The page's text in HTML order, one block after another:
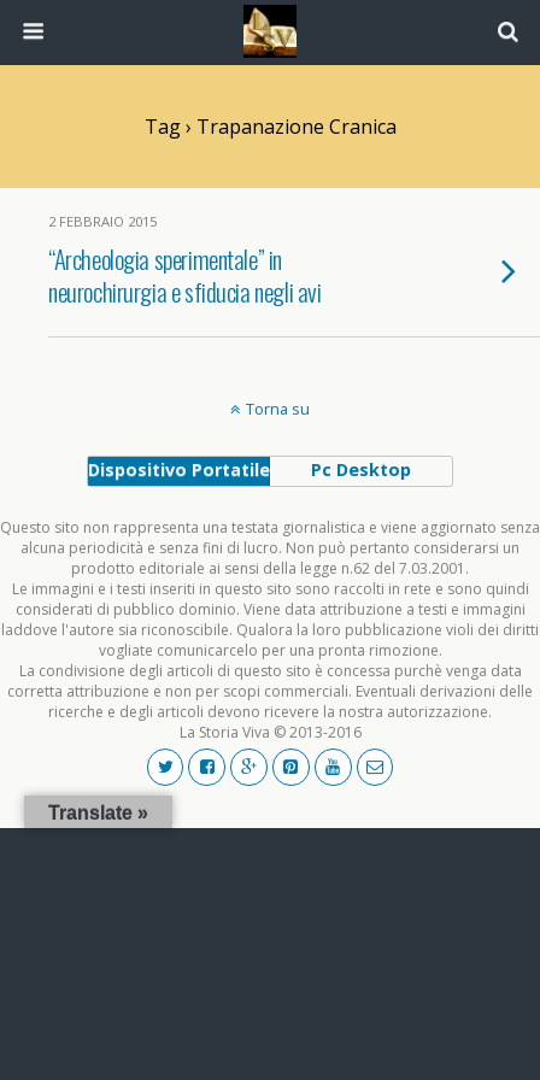
Tag › Trapanazione Cranica
2 FEBBRAIO 2015
“Archeologia sperimentale” in
neurochirurgia e sfiducia negli avi
Torna su
Dispositivo Portatile Pc Desktop
Questo sito non rappresenta una testata giornalistica e viene aggiornato senza
alcuna periodicità e senza fini di lucro. Non può pertanto considerarsi un
prodotto editoriale ai sensi della legge n.62 del 7.03.2001.
Le immagini e i testi inseriti in questo sito sono raccolti in rete e sono quindi
considerati di pubblico dominio. Viene data attribuzione a testi e immagini
laddove l'autore sia riconoscibile. Qualora la loro pubblicazione violi dei diritti
vogliate comunicarcelo per una pronta rimozione.
La condivisione degli articoli di questo sito è concessa purchè venga data
corretta attribuzione e non per scopi commerciali. Eventuali derivazioni delle
ricerche e degli articoli devono ricevere la nostra autorizzazione.
La Storia Viva © 2013-2016
Translate »